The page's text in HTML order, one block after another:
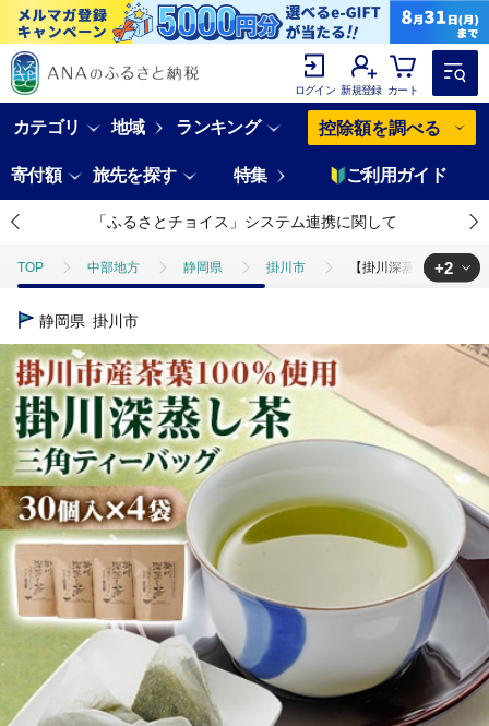
ログイン 新規登録 カート
カテゴリ 地域 ランキング 控除額を調べる
寄付額 旅先を探す 特集 ご利用ガイド
「ふるさとチョイス」システム連携に関して
TOP 中部地方 静岡県 掛川市 【掛川深蒸し茶】三
TOP
TOP 飲料（酒以外） ソフトドリンク 【掛川
+2
静岡県 掛川市